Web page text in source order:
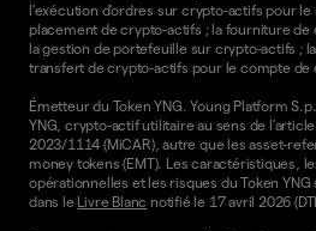
l'exécution d'ordres sur crypto-actifs pour
placement de crypto-actifs ; la fourniture
la gestion de portefeuille sur crypto-actifs ;
transfert de crypto-actifs pour le compte de
Émetteur du Token YNG. Young Platform
YNG, crypto-actif utilitaire au sens de
2023/1114 (MiCAR), autre que les asset-
money tokens (EMT). Les caractéristiques,
opérationnelles et les risques du Token
dans le Livre Blanc notifié le 17 avril 2026